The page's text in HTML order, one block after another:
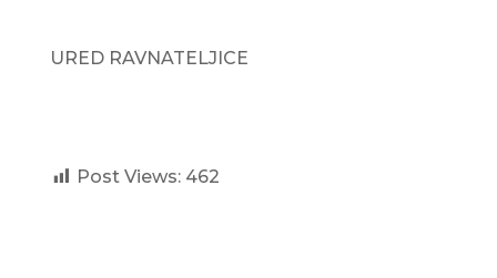
URED RAVNATELJICE
Post Views: 462